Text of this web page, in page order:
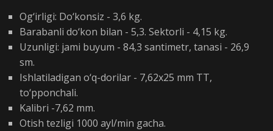
Og‘irligi: Do‘konsiz - 3,6 kg.
Barabanli do‘kon bilan - 5,3. Sektorli - 4,15 kg.
Uzunligi: jami buyum - 84,3 santimetr, tanasi - 26,9
sm.
Ishlatiladigan o‘q-dorilar - 7,62x25 mm TT,
to‘pponchali.
Kalibri -7,62 mm.
Otish tezligi 1000 ayl/min gacha.